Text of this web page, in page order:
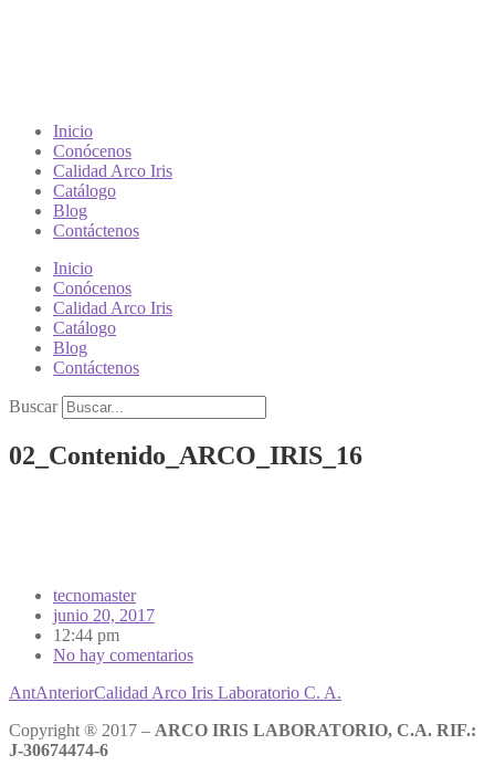
Inicio
Conócenos
Calidad Arco Iris
Catálogo
Blog
Contáctenos
Inicio
Conócenos
Calidad Arco Iris
Catálogo
Blog
Contáctenos
Buscar
02_Contenido_ARCO_IRIS_16
tecnomaster
junio 20, 2017
12:44 pm
No hay comentarios
AntAnteriorCalidad Arco Iris Laboratorio C. A.
Copyright ® 2017 – ARCO IRIS LABORATORIO, C.A. RIF.:
J-30674474-6